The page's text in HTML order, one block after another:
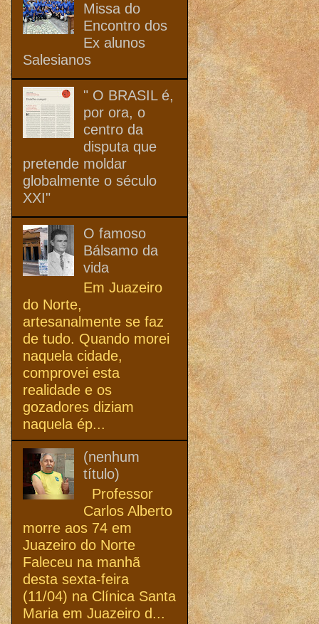
Missa do
Encontro dos
Ex alunos
Salesianos
" O BRASIL é,
por ora, o
centro da
disputa que
pretende moldar
globalmente o século
XXI"
O famoso
Bálsamo da
vida
Em Juazeiro
do Norte,
artesanalmente se faz
de tudo. Quando morei
naquela cidade,
comprovei esta
realidade e os
gozadores diziam
naquela ép...
(nenhum
título)
Professor
Carlos Alberto
morre aos 74 em
Juazeiro do Norte
Faleceu na manhã
desta sexta-feira
(11/04) na Clínica Santa
Maria em Juazeiro d...